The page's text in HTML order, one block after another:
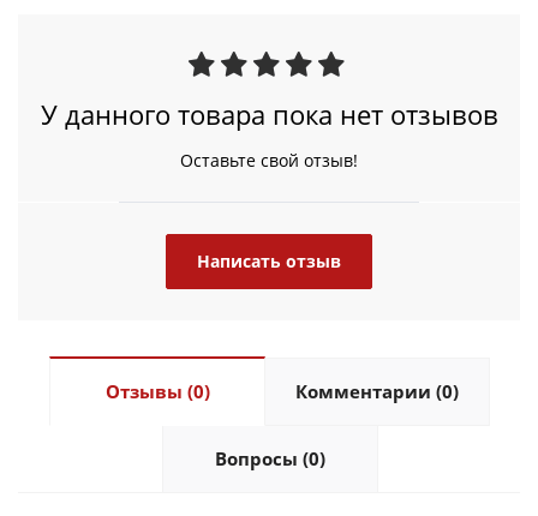
У данного товара пока нет отзывов
Оставьте свой отзыв!
Написать отзыв
Отзывы (0) Комментарии (0)
Вопросы (0)